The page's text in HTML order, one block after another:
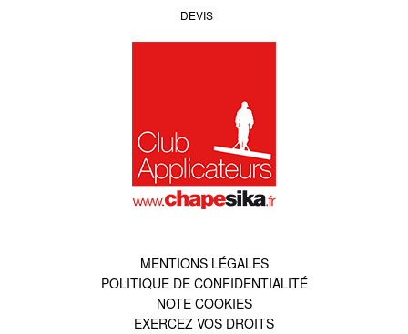
DEVIS
MENTIONS LÉGALES
POLITIQUE DE CONFIDENTIALITÉ
NOTE COOKIES
EXERCEZ VOS DROITS